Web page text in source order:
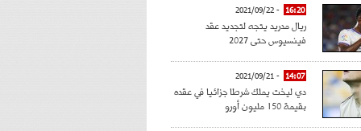
16:20
- 2021/09/22
ريال مدريد يتجه لتجديد عقد
فينسيوس حتى 2027
14:07
- 2021/09/21
دي ليخت يملك شرطا جزائيا في عقده
بقيمة 150 مليون أورو